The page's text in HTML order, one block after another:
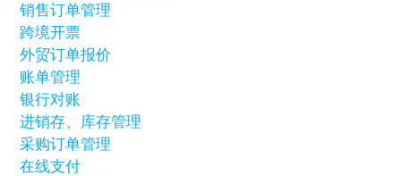
销售订单管理
跨境开票
外贸订单报价
账单管理
银行对账
进销存、库存管理
采购订单管理
在线支付